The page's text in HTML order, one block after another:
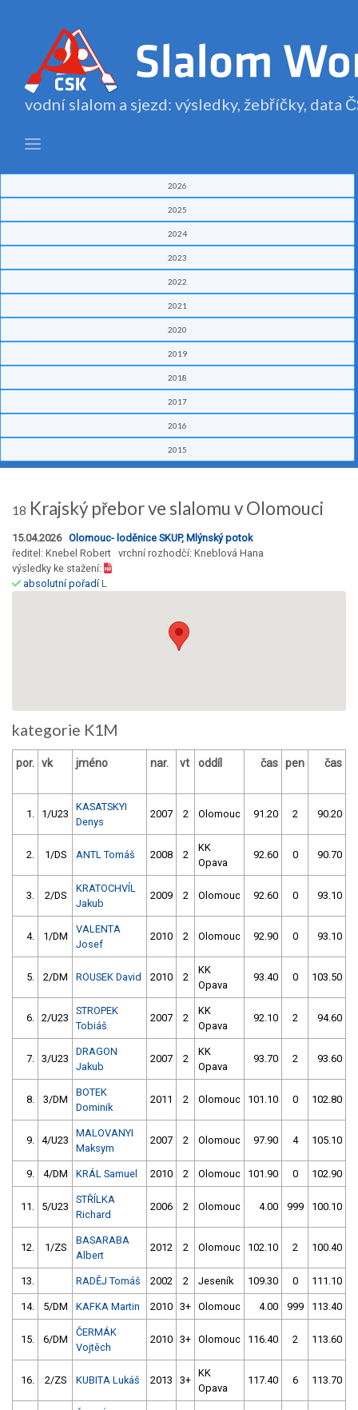
vodní slalom a sjezd: výsledky, žebříčky, data
2026
2025
2024
2023
2022
2021
2020
2019
2018
2017
2016
2015
18 Krajský přebor ve slalomu v Olomouci
15.04.2026 Olomouc- loděnice SKUP, Mlýnský potok
ředitel: Knebel Robert vrchní rozhodčí: Kneblová Hana
výsledky ke stažení:
absolutní pořadíL
kategorie K1M
por. vk jméno nar. vt oddíl čas pen čas
1. 1/U23
KASATSKYI
Denys
2007 2 Olomouc 91.20 2 90.20
2. 1/DS ANTL Tomáš 2008 2
KK
Opava
92.60 0 90.70
3. 2/DS
KRATOCHVÍL
Jakub
2009 2 Olomouc 92.60 0 93.10
4. 1/DM
VALENTA
Josef
2010 2 Olomouc 92.90 0 93.10
5. 2/DM ROUSEK David 2010 2
KK
Opava
93.40 0 103.50
6. 2/U23
STROPEK
Tobiáš
2007 2
KK
Opava
92.10 2 94.60
7. 3/U23
DRAGON
Jakub
2007 2
KK
Opava
93.70 2 93.60
8. 3/DM
BOTEK
Dominik
2011 2 Olomouc 101.10 0 102.80
9. 4/U23
MALOVANYI
Maksym
2007 2 Olomouc 97.90 4 105.10
9. 4/DM KRÁL Samuel 2010 2 Olomouc 101.90 0 102.90
11. 5/U23
STŘÍLKA
Richard
2006 2 Olomouc 4.00 999 100.10
12. 1/ZS
BASARABA
Albert
2012 2 Olomouc 102.10 2 100.40
13. RADĚJ Tomáš 2002 2 Jeseník 109.30 0 111.10
14. 5/DM KAFKA Martin 2010 3+ Olomouc 4.00 999 113.40
15. 6/DM
ČERMÁK
Vojtěch
2010 3+ Olomouc 116.40 2 113.60
16. 2/ZS KUBITA Lukáš 2013 3+
KK
Opava
117.40 6 113.70